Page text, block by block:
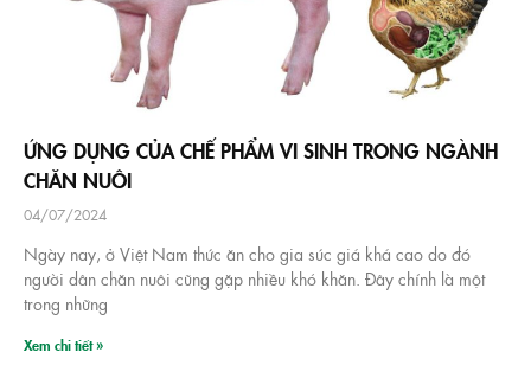
ỨNG DỤNG CỦA CHẾ PHẨM VI SINH TRONG NGÀNH
CHĂN NUÔI
04/07/2024
Ngày nay, ở Việt Nam thức ăn cho gia súc giá khá cao do đó
người dân chăn nuôi cũng gặp nhiều khó khăn. Đây chính là một
trong những
Xem chi tiết »